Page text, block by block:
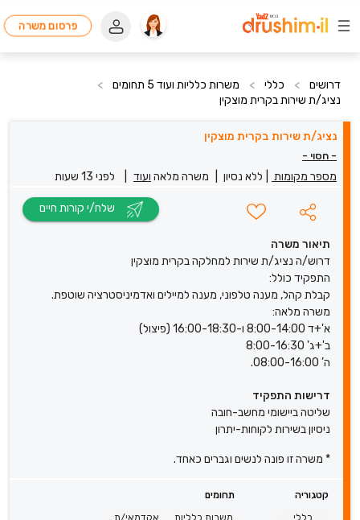
פרסום משרה
דרושים > כללי > משרות כלליות ועוד 5 תחומים
>
נציג/ת שירות בקרית מוצקין
נציג/ת שירות בקרית מוצקין
- חסוי -
מספר מקומות ללא נסיון משרה מלאה ועוד לפני 13 שעות
תיאור משרה
דרוש/ה נציג/ת שירות למחלקה בקרית מוצקין
התפקיד כולל:
קבלת קהל, מענה טלפוני, מענה למיילים ואדמיניסטרציה שוטפת.
משרה מלאה:
א'+ד 8:00-14:00 ו-16:00-18:30 (פיצול)
ב'+ג' 8:00-16:30
ה’ 08:00-16:00.
דרישות התפקיד
שליטה ביישומי מחשב-חובה
ניסיון בשירות לקוחות-יתרון
* משרה זו פונה לנשים וגברים כאחד.
קטגוריה
תחומים
כללי
משרות כלליות אקדמאי/ת